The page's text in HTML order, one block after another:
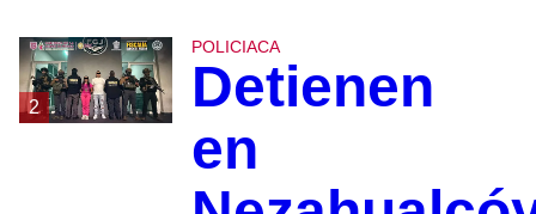
2
POLICIACA
Detienen
en